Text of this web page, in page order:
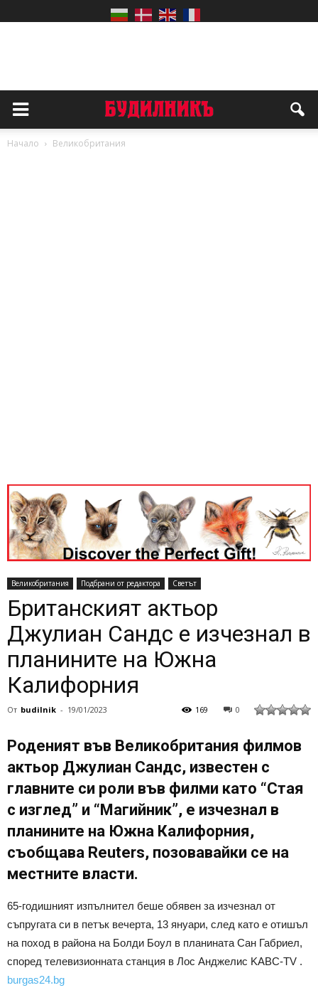
Начало Великобритания
Великобритания Подбрани от редактора Светът
Британският актьор
Джулиан Сандс е изчезнал в
планините на Южна
Калифорния
От budilnik - 19/01/2023 0
169
Роденият във Великобритания филмов
актьор Джулиан Сандс, известен с
главните си роли във филми като “Стая
с изглед” и “Магийник”, е изчезнал в
планините на Южна Калифорния,
съобщава Reuters, позовавайки се на
местните власти.
65-годишният изпълнител беше обявен за изчезнал от
съпругата си в петък вечерта, 13 януари, след като е отишъл
на поход в района на Болди Боул в планината Сан Габриел,
според телевизионната станция в Лос Анджелис KABC-TV .
burgas24.bg